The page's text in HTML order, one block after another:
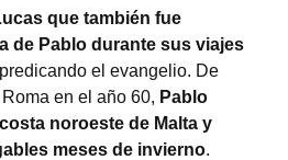
que también fue
de Pablo durante sus viajes
predicando el evangelio. De
en el año 60, Pablo
noroeste de Malta y
meses de invierno.